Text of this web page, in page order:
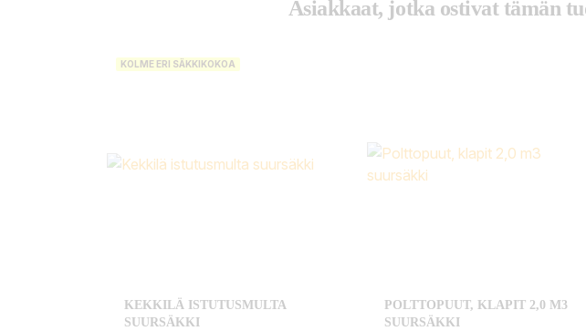
Asiakkaat, jotka ostivat tämän
KOLME ERI SÄKKIKOKOA
KEKKILÄ ISTUTUSMULTA
SUURSÄKKI
POLTTOPUUT, KLAPIT 2,0 M3
SUURSÄKKI